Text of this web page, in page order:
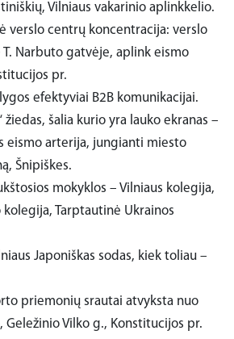
Vilniaus vakarinio aplinkkelio.
verslo centrų koncentracija: verslo
Narbuto gatvėje, aplink eismo
pr.
efektyviai B2B komunikacijai.
žiedas, šalia kurio yra lauko ekranas –
eismo arterija, jungianti miesto
Šnipiškes.
mokyklos – Vilniaus kolegija,
kolegija, Tarptautinė Ukrainos
Japoniškas sodas, kiek toliau –
priemonių srautai atvyksta nuo
Geležinio Vilko g., Konstitucijos pr.